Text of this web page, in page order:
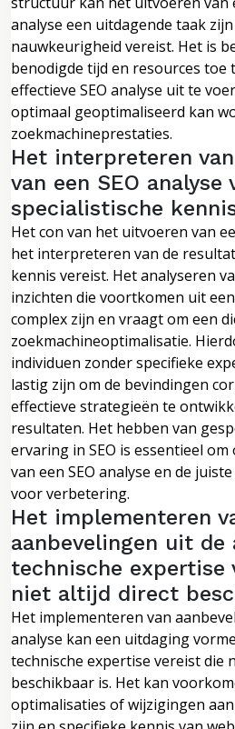
analyse een uitdagende taak
nauwkeurigheid vereist. Het is
benodigde tijd en resources toe
effectieve SEO analyse uit te
optimaal geoptimaliseerd kan
zoekmachineprestaties.
Het interpreteren
van een SEO analyse
specialistische
Het con van het uitvoeren van
het interpreteren van de
kennis vereist. Het analyseren
inzichten die voortkomen uit een
complex zijn en vraagt om een
zoekmachineoptimalisatie.
individuen zonder specifieke
lastig zijn om de bevindingen
effectieve strategieën te
resultaten. Het hebben van
ervaring in SEO is essentieel
van een SEO analyse en de
voor verbetering.
Het implementeren
aanbevelingen uit de
technische expertise
niet altijd direct
Het implementeren van
analyse kan een uitdaging
technische expertise vereist die
beschikbaar is. Het kan
optimalisaties of wijzigingen